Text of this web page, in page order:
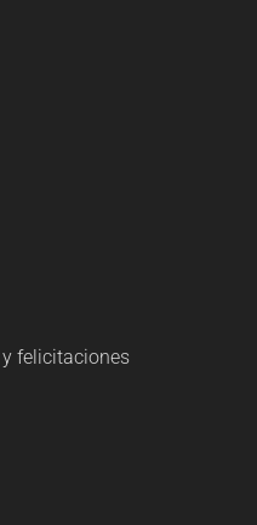
felicitaciones